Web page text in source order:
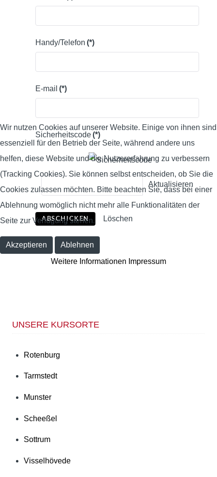
Handy/Telefon (*)
E-mail (*)
Sicherheitscode(*)
Aktualisieren
ABSCHICKEN Löschen
UNSERE KURSORTE
Rotenburg
Tarmstedt
Munster
Scheeßel
Sottrum
Visselhövede
Wir nutzen Cookies auf unserer Website. Einige von ihnen sind
essenziell für den Betrieb der Seite, während andere uns
helfen, diese Website und die Nutzererfahrung zu verbessern
(Tracking Cookies). Sie können selbst entscheiden, ob Sie die
Cookies zulassen möchten. Bitte beachten Sie, dass bei einer
Ablehnung womöglich nicht mehr alle Funktionalitäten der
Seite zur Verfügung stehen.
Akzeptieren
Ablehnen
Weitere Informationen Impressum